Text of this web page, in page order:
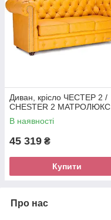
Диван, крісло ЧЕСТЕР 2 /
CHESTER 2 МАТРОЛЮКС
В наявності
45 319 ₴
Купити
Про нас